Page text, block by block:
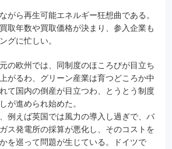
c
e
o
k
がら再生可能エネルギー狂想曲である。
取年数や買取価格が決まり、参入企業も
グに忙しい。
の欧州では、同制度のほころびが目立ち
がるわ、グリーン産業は育つどころか中
て国内の倒産が目立つわ、とうとう制度
が進められ始めた。
例えば英国では風力の導入し過ぎで、バ
ス発電所の採算が悪化し、そのコストを
を巡って問題が生じている。ドイツで